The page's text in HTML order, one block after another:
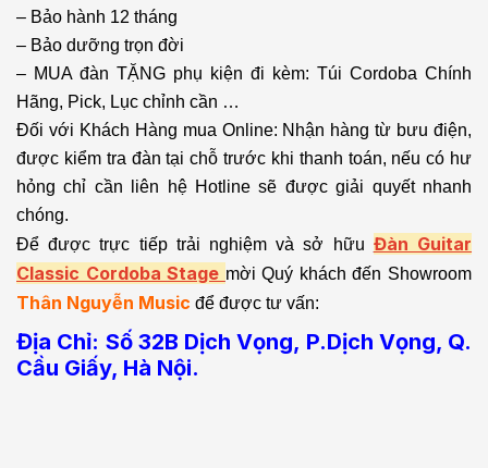
– Bảo hành 12 tháng
– Bảo dưỡng trọn đời
– MUA đàn TẶNG phụ kiện đi kèm: Túi Cordoba Chính
Hãng, Pick, Lục chỉnh cần …
Đối với Khách Hàng mua Online: Nhận hàng từ bưu điện,
được kiểm tra đàn tại chỗ trước khi thanh toán, nếu có hư
hỏng chỉ cần liên hệ Hotline sẽ được giải quyết nhanh
chóng.
Để được trực tiếp trải nghiệm và sở hữu Đàn Guitar
Classic CordobaStage mời Quý khách đến Showroom
Thân Nguyễn Music để được tư vấn:
Địa Chỉ: Số 32B Dịch Vọng, P.Dịch Vọng, Q.
Cầu Giấy, Hà Nội.